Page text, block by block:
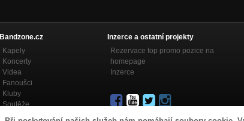
Bandzone.cz
Kapely
Koncerty
Videa
Fanoušci
Kluby
Soutěže
Bandzone.cz blog
Inzerce a ostatní projekty
Rezervace top promo pozice na
homepage
Inzerce